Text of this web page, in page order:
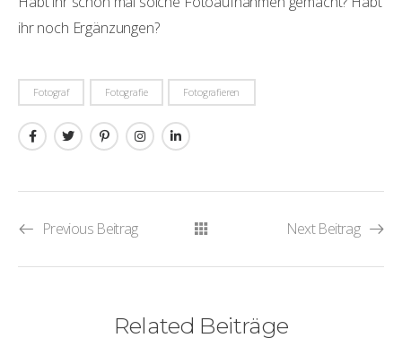
ihr noch Ergänzungen?
Fotograf Fotografie Fotografieren
Previous Beitrag Next Beitrag
Related Beiträge